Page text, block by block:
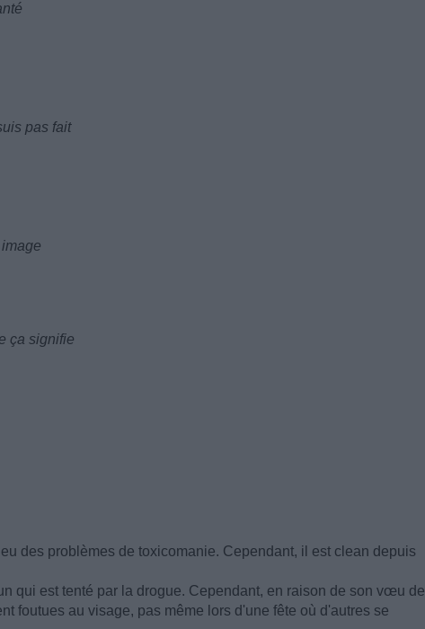
pas fait
ça signifie
des problèmes de toxicomanie. Cependant, il est clean depuis
qui est tenté par la drogue. Cependant, en raison de son vœu de
foutues au visage, pas même lors d'une fête où d'autres se